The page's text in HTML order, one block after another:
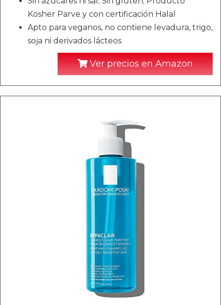
Kosher Parve y con certificación Halal
Apto para veganos, no contiene levadura, trigo,
soja ni derivados lácteos
Ver precios en Amazon